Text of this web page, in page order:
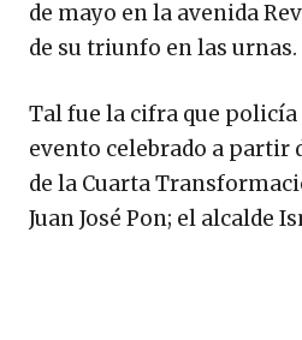
de mayo en la avenida
de su triunfo en las urnas.
Tal fue la cifra que
evento celebrado a partir
de la Cuarta
Juan José Pon; el alcalde